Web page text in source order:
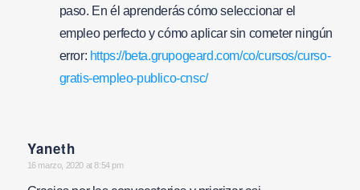
paso. En él aprenderás cómo seleccionar el
empleo perfecto y cómo aplicar sin cometer ningún
error: https://beta.grupogeard.com/co/cursos/curso-
gratis-empleo-publico-cnsc/
Yaneth
says:
16 marzo, 2020 at 8:54 pm